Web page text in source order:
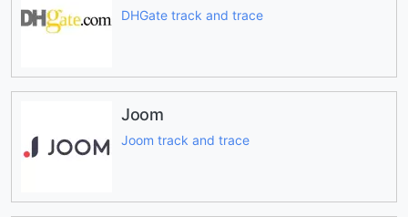
DHGate track and trace
Joom
Joom track and trace